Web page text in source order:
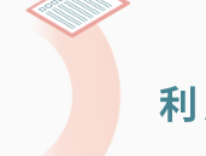
利